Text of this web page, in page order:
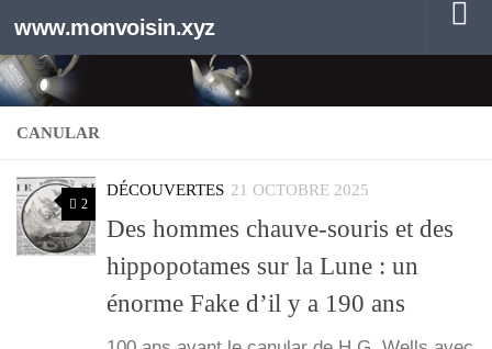
Au dessous du contenu
www.monvoisin.xyz
CANULAR
2
DÉCOUVERTES 21 OCTOBRE 2025
Des hommes chauve-souris et des
hippopotames sur la Lune : un
énorme Fake d’il y a 190 ans